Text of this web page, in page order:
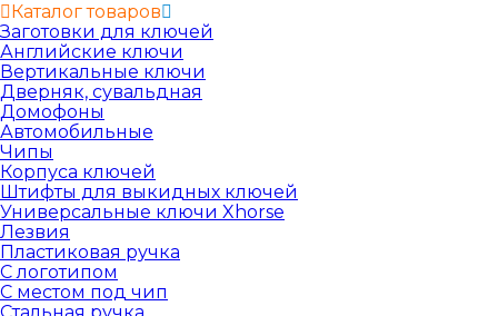
Каталог товаров
Заготовки для ключей
Английские ключи
Вертикальные ключи
Дверняк, сувальдная
Домофоны
Автомобильные
Чипы
Корпуса ключей
Штифты для выкидных ключей
Универсальные ключи Xhorse
Лезвия
Пластиковая ручка
С логотипом
С местом под чип